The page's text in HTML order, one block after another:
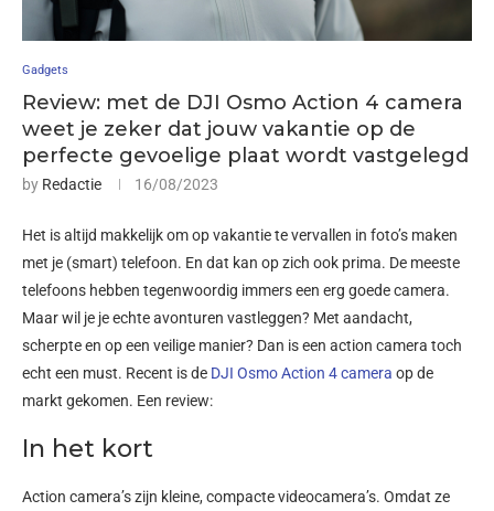
Gadgets
Review: met de DJI Osmo Action 4 camera
weet je zeker dat jouw vakantie op de
perfecte gevoelige plaat wordt vastgelegd
by Redactie 16/08/2023
Het is altijd makkelijk om op vakantie te vervallen in foto’s maken
met je (smart) telefoon. En dat kan op zich ook prima. De meeste
telefoons hebben tegenwoordig immers een erg goede camera.
Maar wil je je echte avonturen vastleggen? Met aandacht,
scherpte en op een veilige manier? Dan is een action camera toch
echt een must. Recent is de DJI Osmo Action 4 camera op de
markt gekomen. Een review:
In het kort
Action camera’s zijn kleine, compacte videocamera’s. Omdat ze